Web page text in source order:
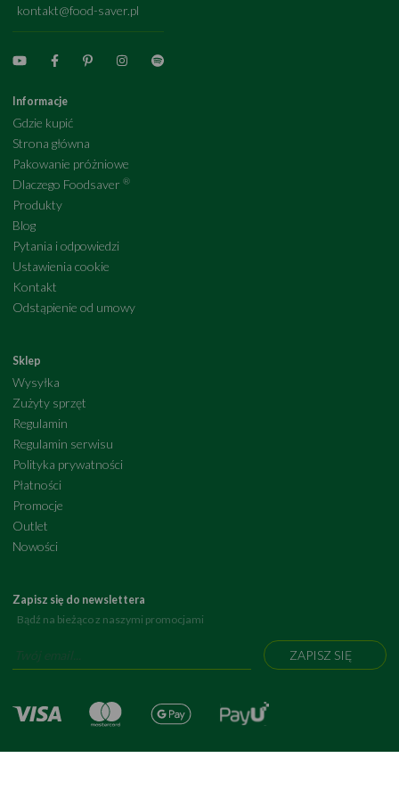
kontakt@food-saver.pl
Informacje
Gdzie kupić
Strona główna
Pakowanie próżniowe
Dlaczego Foodsaver ®
Produkty
Blog
Pytania i odpowiedzi
Ustawienia cookie
Kontakt
Odstąpienie od umowy
Sklep
Wysyłka
Zużyty sprzęt
Regulamin
Regulamin serwisu
Polityka prywatności
Płatności
Promocje
Outlet
Nowości
Zapisz się do newslettera
Bądź na bieżąco z naszymi promocjami
ZAPISZ SIĘ